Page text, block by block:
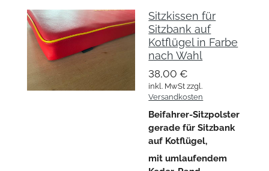
Sitzkissen für
Sitzbank auf
Kotflügel in Farbe
nach Wahl
38,00 €
inkl. MwSt zzgl.
Versandkosten
Beifahrer-Sitzpolster
gerade für Sitzbank
auf Kotflügel,
mit umlaufendem